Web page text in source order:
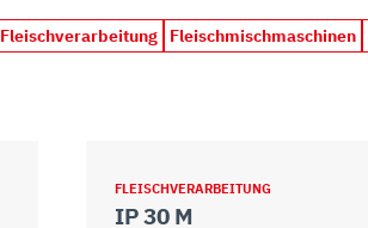
Fleischverarbeitung Fleischmischmaschinen
FLEISCHVERARBEITUNG
IP 30 M